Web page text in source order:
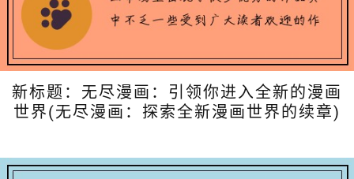
新标题：无尽漫画：引领你进入全新的漫画
世界(无尽漫画：探索全新漫画世界的续章)